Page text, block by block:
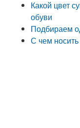
Какой цвет
обуви
Подбираем
С чем